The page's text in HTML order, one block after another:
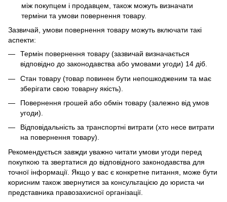
між покупцем і продавцем, також можуть визначати
терміни та умови повернення товару.
Зазвичай, умови повернення товару можуть включати такі
аспекти:
Термін повернення товару (зазвичай визначається
відповідно до законодавства або умовами угоди) 14 діб.
Стан товару (товар повинен бути непошкодженим та має
зберігати свою товарну якість).
Повернення грошей або обмін товару (залежно від умов
угоди).
Відповідальність за транспортні витрати (хто несе витрати
на повернення товару).
Рекомендується завжди уважно читати умови угоди перед
покупкою та звертатися до відповідного законодавства для
точної інформації. Якщо у вас є конкретне питання, може бути
корисним також звернутися за консультацією до юриста чи
представника правозахисної організації.